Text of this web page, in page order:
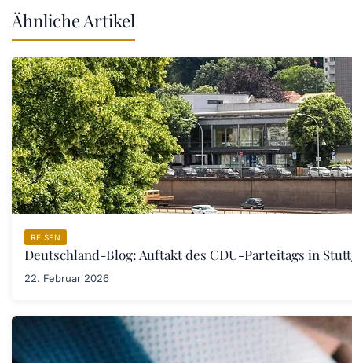
Ähnliche Artikel
REISEN
Deutschland-Blog: Auftakt des CDU-Parteitags in
22. Februar 2026